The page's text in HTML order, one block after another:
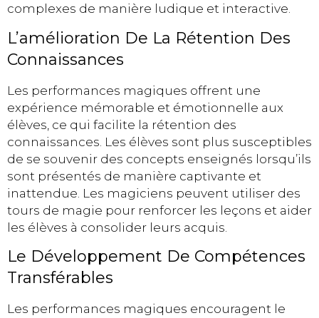
complexes de manière ludique et interactive.
L’amélioration De La Rétention Des
Connaissances
Les performances magiques offrent une
expérience mémorable et émotionnelle aux
élèves, ce qui facilite la rétention des
connaissances. Les élèves sont plus susceptibles
de se souvenir des concepts enseignés lorsqu’ils
sont présentés de manière captivante et
inattendue. Les magiciens peuvent utiliser des
tours de magie pour renforcer les leçons et aider
les élèves à consolider leurs acquis.
Le Développement De Compétences
Transférables
Les performances magiques encouragent le